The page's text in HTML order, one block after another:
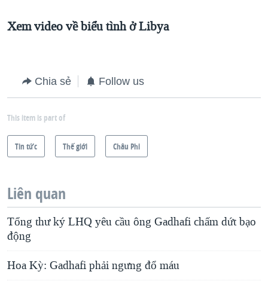
Xem video về biểu tình ở Libya
Chia sẻ Follow us
This item is part of
Tin tức Thế giới Châu Phi
Liên quan
Tổng thư ký LHQ yêu cầu ông Gadhafi chấm dứt bạo
động
Hoa Kỳ: Gadhafi phải ngưng đổ máu